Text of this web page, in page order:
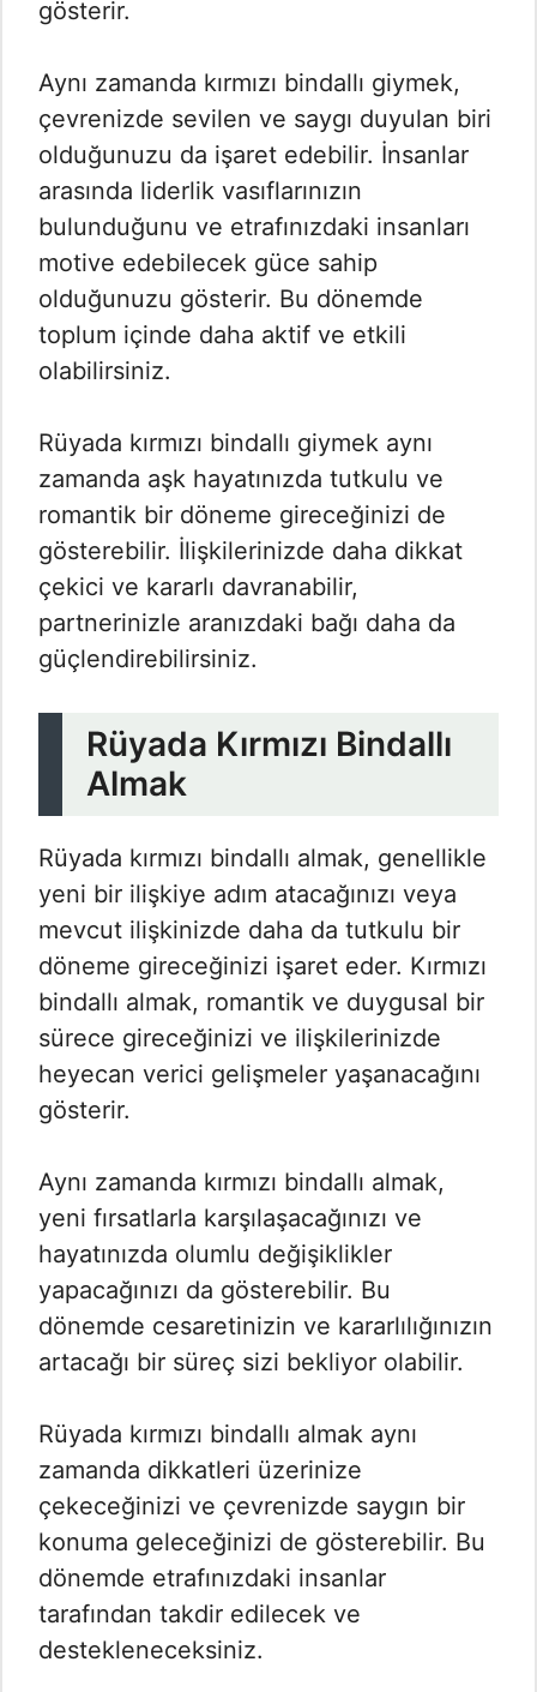
gösterir.
Aynı zamanda kırmızı bindallı giymek,
çevrenizde sevilen ve saygı duyulan biri
olduğunuzu da işaret edebilir. İnsanlar
arasında liderlik vasıflarınızın
bulunduğunu ve etrafınızdaki insanları
motive edebilecek güce sahip
olduğunuzu gösterir. Bu dönemde
toplum içinde daha aktif ve etkili
olabilirsiniz.
Rüyada kırmızı bindallı giymek aynı
zamanda aşk hayatınızda tutkulu ve
romantik bir döneme gireceğinizi de
gösterebilir. İlişkilerinizde daha dikkat
çekici ve kararlı davranabilir,
partnerinizle aranızdaki bağı daha da
güçlendirebilirsiniz.
Rüyada Kırmızı Bindallı
Almak
Rüyada kırmızı bindallı almak, genellikle
yeni bir ilişkiye adım atacağınızı veya
mevcut ilişkinizde daha da tutkulu bir
döneme gireceğinizi işaret eder. Kırmızı
bindallı almak, romantik ve duygusal bir
sürece gireceğinizi ve ilişkilerinizde
heyecan verici gelişmeler yaşanacağını
gösterir.
Aynı zamanda kırmızı bindallı almak,
yeni fırsatlarla karşılaşacağınızı ve
hayatınızda olumlu değişiklikler
yapacağınızı da gösterebilir. Bu
dönemde cesaretinizin ve kararlılığınızın
artacağı bir süreç sizi bekliyor olabilir.
Rüyada kırmızı bindallı almak aynı
zamanda dikkatleri üzerinize
çekeceğinizi ve çevrenizde saygın bir
konuma geleceğinizi de gösterebilir. Bu
dönemde etrafınızdaki insanlar
tarafından takdir edilecek ve
destekleneceksiniz.